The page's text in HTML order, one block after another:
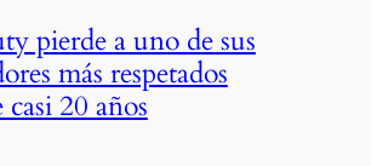
pierde a uno de sus
más respetados
casi 20 años